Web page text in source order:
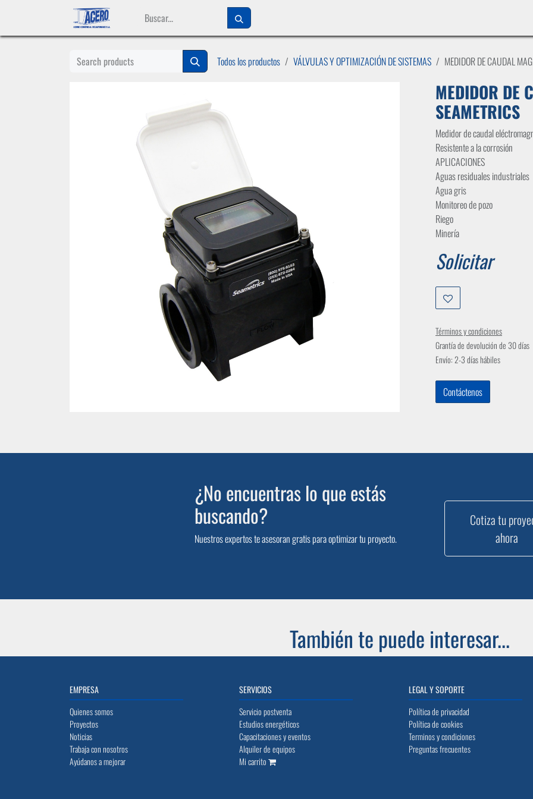
Todos los productos VÁLVULAS Y OPTIMIZACIÓN DE SISTEMAS MEDIDOR DE CAUDAL
MEDIDOR DE
SEAMETRICS
Medidor de caudal
Resistente a la corrosión
APLICACIONES
Aguas residuales industriales
Agua gris
Monitoreo de pozo
Riego
Minería
Solicitar
Términos y condiciones
Grantía de devolución de 30 días
Envío: 2-3 días hábiles
Contáctenos
¿No encuentras lo que estás
buscando?
Nuestros expertos te asesoran gratis para optimizar tu proyecto.
Cotiza tu
ahora
También te puede interesar...
EMPRESA
Quienes somos
Proyectos
Noticias
Trabaja con nosotros
Ayúdanos a mejorar
SERVICIOS
Servicio postventa
Estudios energéticos
Capacitaciones y eventos
Alquiler de equipos
Mi carrito
LEGAL Y SOPORTE
Política de privacidad
Política de cookies
Terminos y condiciones
Preguntas frecuentes